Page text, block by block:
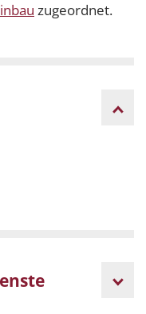
zugeordnet.